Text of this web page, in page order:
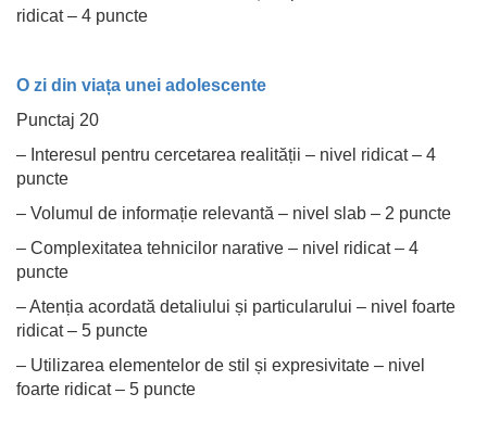
ridicat – 4 puncte
O zi din viața unei adolescente
Punctaj 20
– Interesul pentru cercetarea realității – nivel ridicat – 4
puncte
– Volumul de informație relevantă – nivel slab – 2 puncte
– Complexitatea tehnicilor narative – nivel ridicat – 4
puncte
– Atenția acordată detaliului și particularului – nivel foarte
ridicat – 5 puncte
– Utilizarea elementelor de stil și expresivitate – nivel
foarte ridicat – 5 puncte